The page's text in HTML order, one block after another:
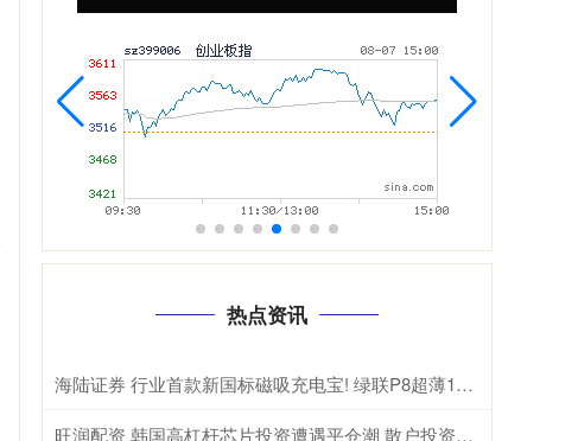
热点资讯
海陆证券 行业首款新国标磁吸充电宝! 绿联P8超薄10000mAh磁吸移动电源开启预约
旺润配资 韩国高杠杆芯片投资遭遇平仓潮 散户投资者损失惨重